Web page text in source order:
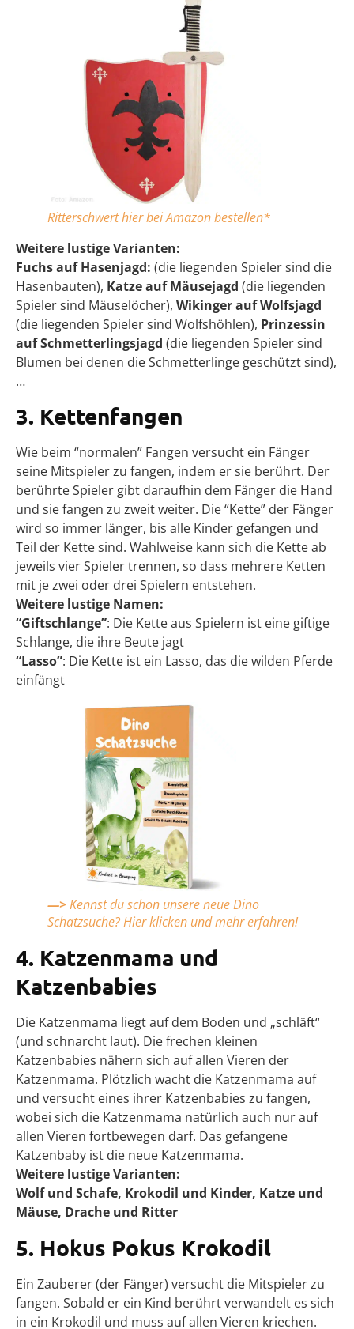
Ritterschwert hier bei Amazon bestellen*
Weitere lustige Varianten:
Fuchs auf Hasenjagd: (die liegenden Spieler sind die
Hasenbauten), Katze auf Mäusejagd (die liegenden
Spieler sind Mäuselöcher), Wikinger auf Wolfsjagd
(die liegenden Spieler sind Wolfshöhlen), Prinzessin
auf Schmetterlingsjagd (die liegenden Spieler sind
Blumen bei denen die Schmetterlinge geschützt sind),
…
3. Kettenfangen
Wie beim “normalen” Fangen versucht ein Fänger
seine Mitspieler zu fangen, indem er sie berührt. Der
berührte Spieler gibt daraufhin dem Fänger die Hand
und sie fangen zu zweit weiter. Die “Kette” der Fänger
wird so immer länger, bis alle Kinder gefangen und
Teil der Kette sind. Wahlweise kann sich die Kette ab
jeweils vier Spieler trennen, so dass mehrere Ketten
mit je zwei oder drei Spielern entstehen.
Weitere lustige Namen:
“Giftschlange”: Die Kette aus Spielern ist eine giftige
Schlange, die ihre Beute jagt
“Lasso”: Die Kette ist ein Lasso, das die wilden Pferde
einfängt
—>Kennst du schon unsere neue Dino
Schatzsuche? Hier klicken und mehr erfahren!
4. Katzenmama und
Katzenbabies
Die Katzenmama liegt auf dem Boden und „schläft“
(und schnarcht laut). Die frechen kleinen
Katzenbabies nähern sich auf allen Vieren der
Katzenmama. Plötzlich wacht die Katzenmama auf
und versucht eines ihrer Katzenbabies zu fangen,
wobei sich die Katzenmama natürlich auch nur auf
allen Vieren fortbewegen darf. Das gefangene
Katzenbaby ist die neue Katzenmama.
Weitere lustige Varianten:
Wolf und Schafe, Krokodil und Kinder, Katze und
Mäuse, Drache und Ritter
5. Hokus Pokus Krokodil
Ein Zauberer (der Fänger) versucht die Mitspieler zu
fangen. Sobald er ein Kind berührt verwandelt es sich
in ein Krokodil und muss auf allen Vieren kriechen.